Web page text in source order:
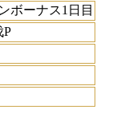
ボーナス1日目
P